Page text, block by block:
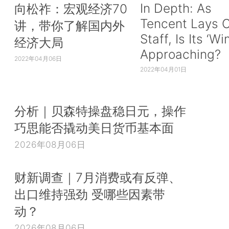
向松祚：宏观经济70
讲，带你了解国内外
经济大局
2022年04月06日
In Depth: As
Tencent Lays
Staff, Is Its
Approaching?
2022年04月01日
分析｜贝森特操盘稳日元，操作
巧思能否撬动美日货币基本面
2026年08月06日
财新调查｜7月消费或有反弹、
出口维持强劲 受哪些因素带
动？